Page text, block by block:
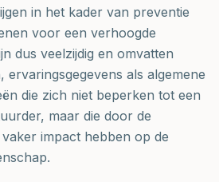
in het kader van preventie
voor een verhoogde
dus veelzijdig en omvatten
als algemene
die zich niet beperken tot een
maar die door de
impact hebben op de